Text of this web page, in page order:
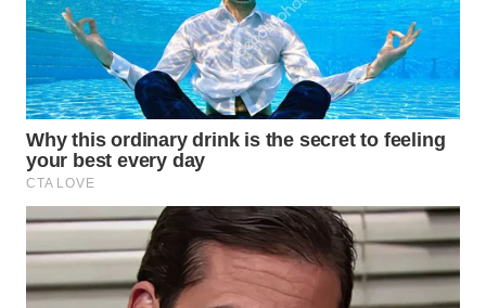
WN
TAPANULI
SELATAN
WN
TANJUNG
LESUNG
WN
WN